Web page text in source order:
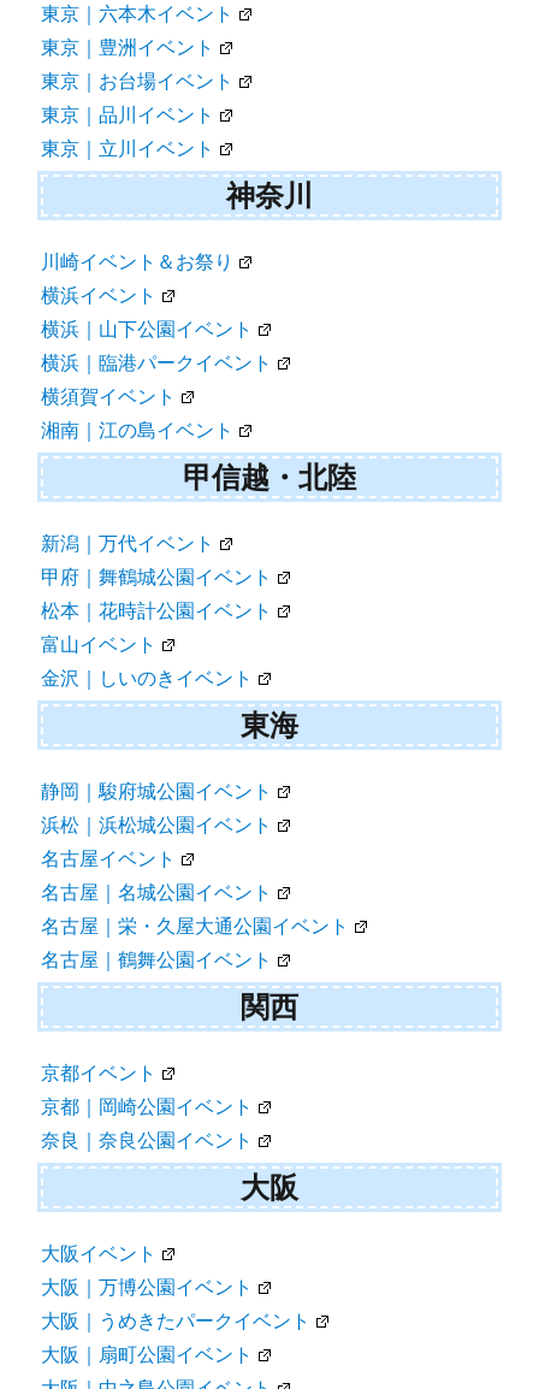
東京｜六本木イベント
東京｜豊洲イベント
東京｜お台場イベント
東京｜品川イベント
東京｜立川イベント
神奈川
川崎イベント＆お祭り
横浜イベント
横浜｜山下公園イベント
横浜｜臨港パークイベント
横須賀イベント
湘南｜江の島イベント
甲信越・北陸
新潟｜万代イベント
甲府｜舞鶴城公園イベント
松本｜花時計公園イベント
富山イベント
金沢｜しいのきイベント
東海
静岡｜駿府城公園イベント
浜松｜浜松城公園イベント
名古屋イベント
名古屋｜名城公園イベント
名古屋｜栄・久屋大通公園イベント
名古屋｜鶴舞公園イベント
関西
京都イベント
京都｜岡崎公園イベント
奈良｜奈良公園イベント
大阪
大阪イベント
大阪｜万博公園イベント
大阪｜うめきたパークイベント
大阪｜扇町公園イベント